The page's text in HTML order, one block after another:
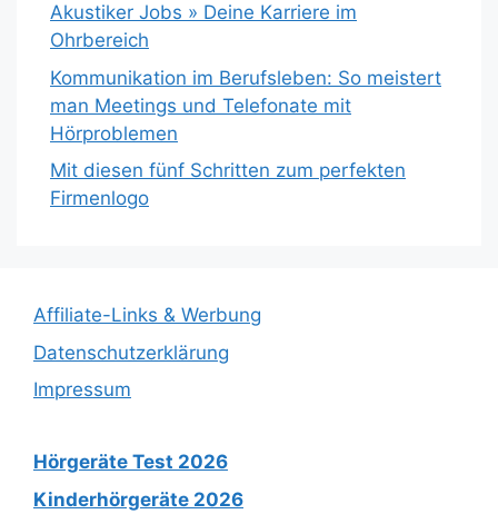
Akustiker Jobs » Deine Karriere im
Ohrbereich
Kommunikation im Berufsleben: So meistert
man Meetings und Telefonate mit
Hörproblemen
Mit diesen fünf Schritten zum perfekten
Firmenlogo
Affiliate-Links & Werbung
Datenschutzerklärung
Impressum
Hörgeräte Test 2026
Kinderhörgeräte 2026